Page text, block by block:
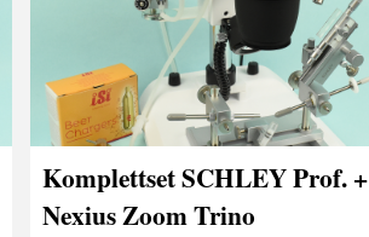
Komplettset SCHLEY Prof. +
Nexius Zoom Trino